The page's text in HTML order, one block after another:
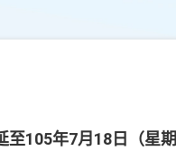
至105年7月18日（星期